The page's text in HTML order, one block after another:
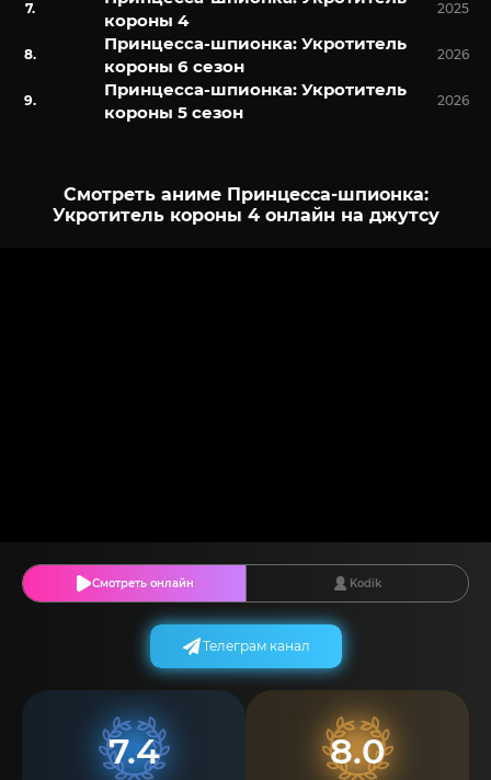
короны 4
2025
Принцесса-шпионка: Укротитель
короны 6 сезон
2026
Принцесса-шпионка: Укротитель
короны 5 сезон
2026
Смотреть аниме Принцесса-шпионка:
Укротитель короны 4 онлайн на джутсу
Смотреть онлайн Kodik
7.4 8.0
Телеграм канал